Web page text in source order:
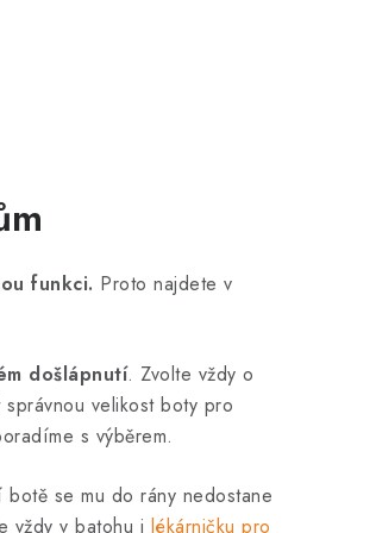
funkci. Proto najdete v
došlápnutí. Zvolte vždy o
velikost boty pro
s výběrem.
se mu do rány nedostane
vždy v batohu i lékárničku pro